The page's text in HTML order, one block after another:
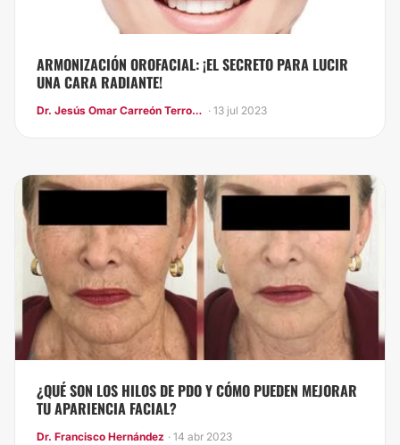
ARMONIZACIÓN OROFACIAL: ¡EL SECRETO PARA LUCIR
UNA CARA RADIANTE!
Dr. Jesús Omar Carreón Terrones · 13 jul 2023
¿QUÉ SON LOS HILOS DE PDO Y CÓMO PUEDEN MEJORAR
TU APARIENCIA FACIAL?
Dr. Francisco Hernández · 14 abr 2023